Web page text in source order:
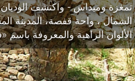
تمغزة وميداس - واكتشف
الشمال ، واحة قفصة، المدينة
الألوان الزاهية والمعروفة